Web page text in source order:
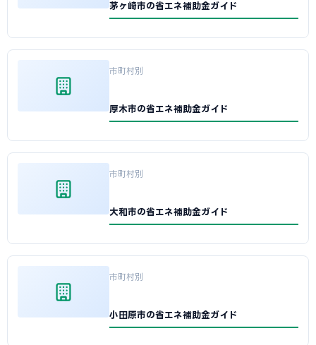
茅ヶ崎市の省エネ補助金ガイド
市町村別
厚木市の省エネ補助金ガイド
市町村別
大和市の省エネ補助金ガイド
市町村別
小田原市の省エネ補助金ガイド